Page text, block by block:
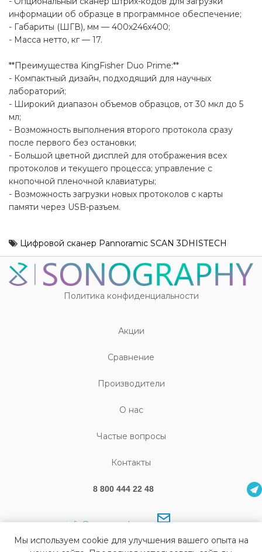
информации об образце в программное обеспечение;
- Габариты (ШГВ), мм — 400x246x400;
- Масса нетто, кг — 17.
**Преимущества KingFisher Duo Prime:**
- Компактный дизайн, подходящий для научных
лабораторий;
- Широкий диапазон объемов образцов, от 30 мкл до 5
мл;
- Возможность выполнения второго протокола сразу
после первого без остановки;
- Большой цветной дисплей для отображения всех
протоколов и текущего процесса; управление с
кнопочной пленочной клавиатуры;
- Возможность загрузки новых протоколов с карты
памяти через USB-разъем.
Цифровой сканер Pannoramic SCAN 3DHISTECH
Политика конфиденциальности
Акции
Cравнение
Производители
О нас
Частые вопросы
Контакты
8 800 444 22 48
info@sonography.ru
Мы используем cookie для улучшения вашего опыта на